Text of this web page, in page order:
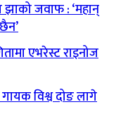
झाको जवाफ : ‘महान्
एभरेस्ट राइनोज
विश्व दोङ लागे